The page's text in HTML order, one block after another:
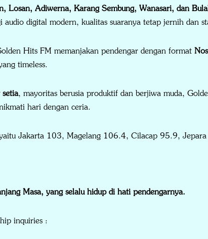
Losan, Adiwerna, Karang Sembung, Wanasari, dan
audio digital modern, kualitas suaranya tetap jernih dan
Hits FM memanjakan pendengar dengan format
timeless.
, mayoritas berusia produktif dan berjiwa muda,
hari dengan ceria.
Jakarta 103, Magelang 106.4, Cilacap 95.9,
Masa, yang selalu hidup di hati pendengarnya.
inquiries :